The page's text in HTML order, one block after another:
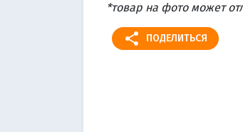
*товар на фото может
share ПОДЕЛИТЬСЯ